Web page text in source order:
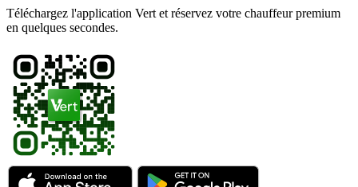
Téléchargez l'application Vert et réservez votre chauffeur premium
en quelques secondes.